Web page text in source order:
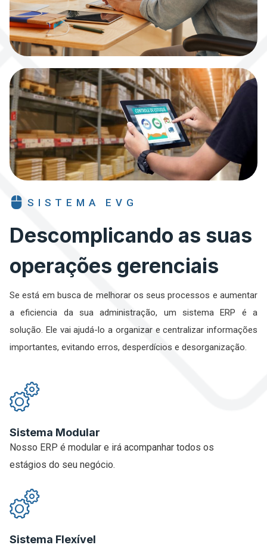
SISTEMA EVG
Descomplicando as suas
operações gerenciais
Se está em busca de melhorar os seus processos e aumentar
a eficiencia da sua administração, um sistema ERP é a
solução. Ele vai ajudá-lo a organizar e centralizar informações
importantes, evitando erros, desperdícios e desorganização.
Sistema Modular
Nosso ERP é modular e irá acompanhar todos os
estágios do seu negócio.
Sistema Flexível